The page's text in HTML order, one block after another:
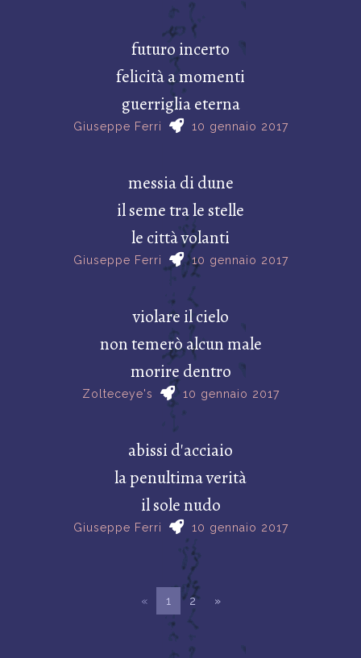
futuro incerto
felicità a momenti
guerriglia eterna
Giuseppe Ferri 10 gennaio 2017
messia di dune
il seme tra le stelle
le città volanti
Giuseppe Ferri 10 gennaio 2017
violare il cielo
non temerò alcun male
morire dentro
Zolteceye's 10 gennaio 2017
abissi d'acciaio
la penultima verità
il sole nudo
Giuseppe Ferri 10 gennaio 2017
« 1 2 »